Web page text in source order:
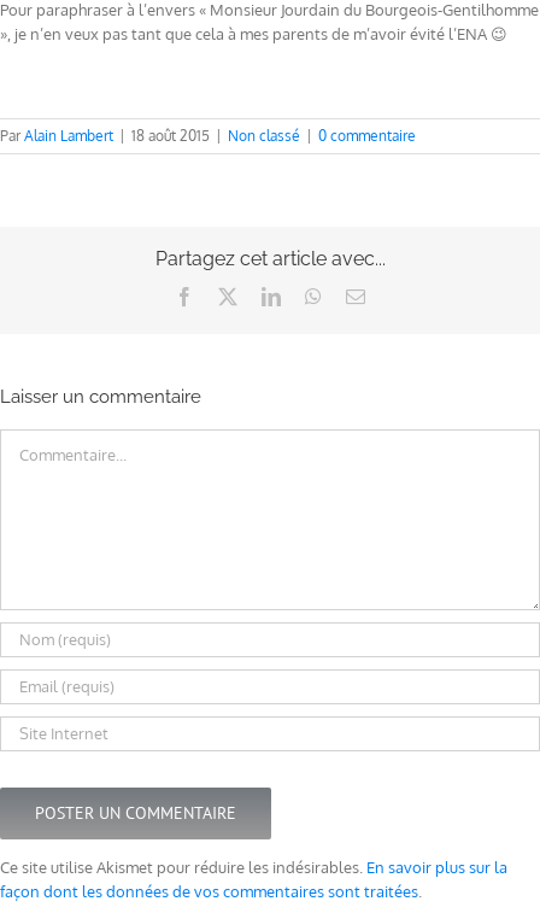
Pour paraphraser à l’envers « Monsieur Jourdain du Bourgeois-Gentilhomme
», je n’en veux pas tant que cela à mes parents de m’avoir évité l’ENA 😉
ParAlain Lambert 18 août 2015 Non classé 0 commentaire
Partagez cet article avec...
Facebook LinkedInWhatsApp
Email
Laisser un commentaire
Ce site utilise Akismet pour réduire les indésirables. En savoir plus sur la
façon dont les données de vos commentaires sont traitées